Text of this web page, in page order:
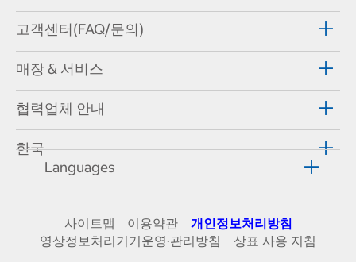
고객센터(FAQ/문의)
매장 & 서비스
협력업체 안내
한국
Languages
사이트맵 이용약관
개인정보처리방침
영상정보처리기기운영·관리방침
상표 사용 지침